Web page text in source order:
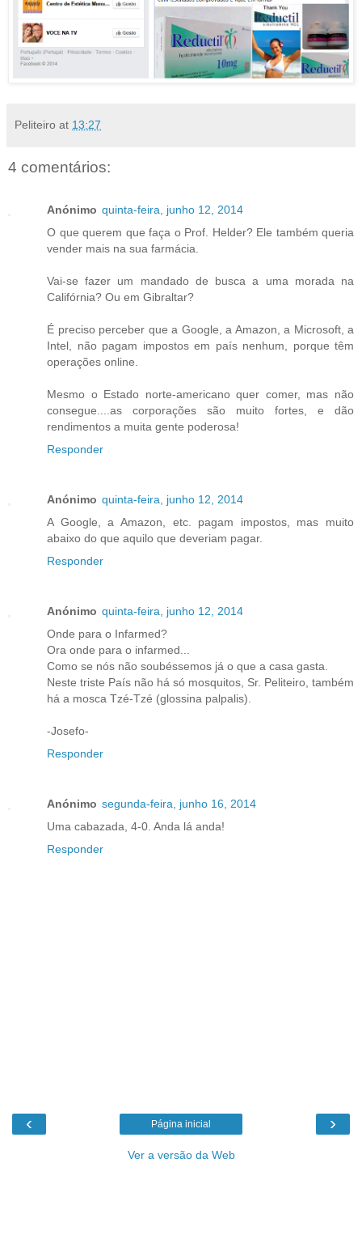
Peliteiro at 13:27
4 comentários:
Anónimo quinta-feira, junho 12, 2014
O que querem que faça o Prof. Helder? Ele também queria
vender mais na sua farmácia.
Vai-se fazer um mandado de busca a uma morada na
Califórnia? Ou em Gibraltar?
É preciso perceber que a Google, a Amazon, a Microsoft, a
Intel, não pagam impostos em país nenhum, porque têm
operações online.
Mesmo o Estado norte-americano quer comer, mas não
consegue....as corporações são muito fortes, e dão
rendimentos a muita gente poderosa!
Responder
Anónimo quinta-feira, junho 12, 2014
A Google, a Amazon, etc. pagam impostos, mas muito
abaixo do que aquilo que deveriam pagar.
Responder
Anónimo quinta-feira, junho 12, 2014
Onde para o Infarmed?
Ora onde para o infarmed...
Como se nós não soubéssemos já o que a casa gasta.
Neste triste País não há só mosquitos, Sr. Peliteiro, também
há a mosca Tzé-Tzé (glossina palpalis).
-Josefo-
Responder
Anónimo segunda-feira, junho 16, 2014
Uma cabazada, 4-0. Anda lá anda!
Responder
‹ ›
Página inicial
Ver a versão da Web